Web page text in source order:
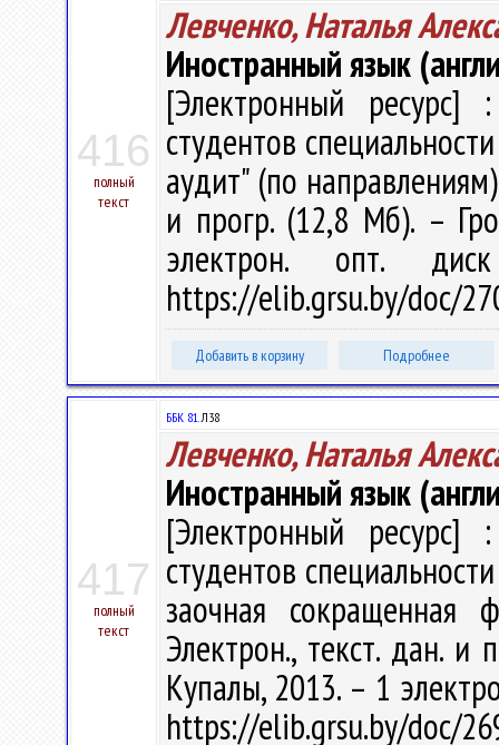
416
полный
текст
Левченко, Наталья
Иностранный язык
[Электронный ресурс]
студентов
аудит" (по
и прогр. (12,8 Мб). –
электрон. опт.
https://elib.grsu.by/doc/
Добавить в корзину Подробнее
417
полный
текст
ББК 81.Л38
Левченко, Наталья
Иностранный язык
[Электронный ресурс]
студентов
заочная
Электрон., текст. дан.
Купалы, 2013. – 1
https://elib.grsu.by/doc/